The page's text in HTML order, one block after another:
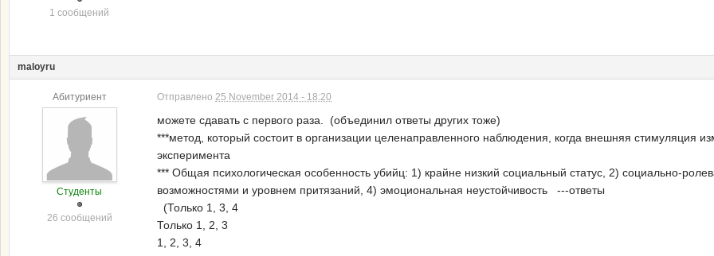
1 сообщений
maloyru
Абитуриент
Студенты
26 сообщений
Отправлено 25 November 2014 - 18:20
можете сдавать с первого раза. (объединил ответы других тоже)
***метод, который состоит в организации целенаправленного наблюдения, когда внешняя стимуляция
эксперимента
*** Общая психологическая особенность убийц: 1) край­не низкий социальный статус, 2) социально-
возможностями и уровнем притязаний, 4) эмоциональная неустойчивость ---ответы
(Только 1, 3, 4
Только 1, 2, 3
1, 2, 3, 4